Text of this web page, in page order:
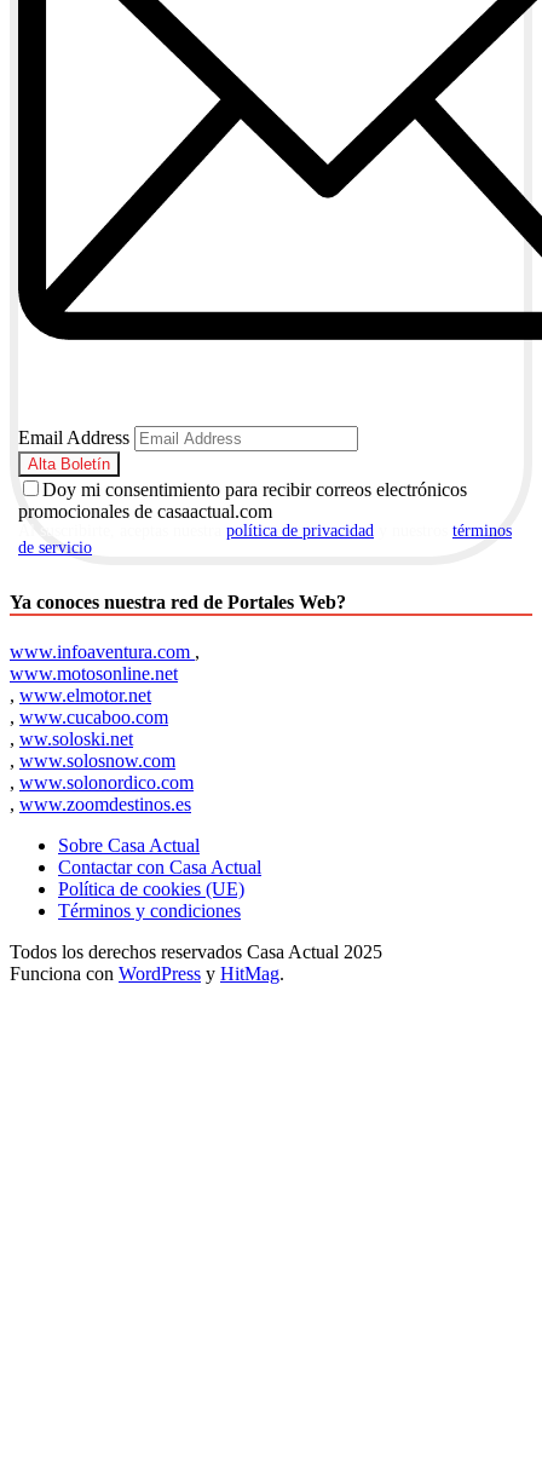
Email Address
Doy mi consentimiento para recibir correos electrónicos
promocionales de casaactual.com
política de privacidad
términos
de servicio
Ya conoces nuestra red de Portales Web?
www.infoaventura.com ,
www.motosonline.net
, www.elmotor.net
, www.cucaboo.com
, ww.soloski.net
, www.solosnow.com
, www.solonordico.com
, www.zoomdestinos.es
Sobre Casa Actual
Contactar con Casa Actual
Política de cookies (UE)
Términos y condiciones
Todos los derechos reservados Casa Actual 2025
Funciona con WordPress y HitMag.